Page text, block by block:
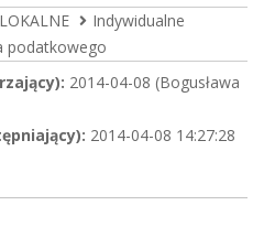
Indywidualne
podatkowego
2014-04-08 (Bogusława
2014-04-08 14:27:28